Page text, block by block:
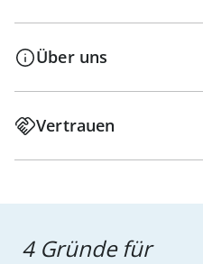
Über uns
Vertrauen
4 Gründe für